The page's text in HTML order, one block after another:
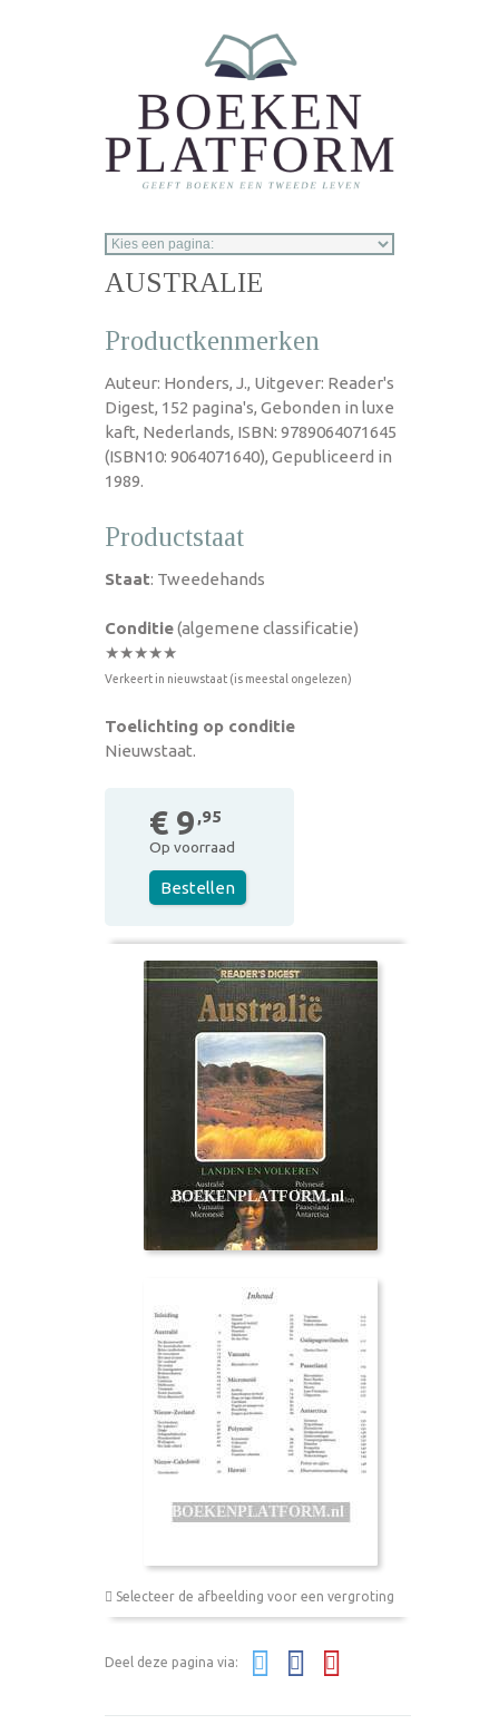
AUSTRALIE
Productkenmerken
Auteur: Honders, J., Uitgever: Reader's
Digest, 152 pagina's, Gebonden in luxe
kaft, Nederlands, ISBN: 9789064071645
(ISBN10: 9064071640), Gepubliceerd in
1989.
Productstaat
Staat: Tweedehands
Conditie(algemene classificatie)
★★★★★
Verkeert in nieuwstaat (is meestal ongelezen)
Toelichting op conditie
Nieuwstaat.
€ 9 ,95
Op voorraad
Bestellen
Selecteer de afbeelding voor een vergroting
Deel deze pagina via: